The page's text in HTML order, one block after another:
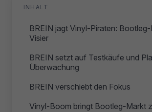
INHALT
BREIN jagt Vinyl-Piraten: Bootleg-
Visier
BREIN setzt auf Testkäufe und
Überwachung
BREIN verschiebt den Fokus
Vinyl-Boom bringt Bootleg-Markt